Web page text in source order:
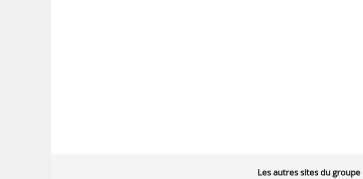
Les autres sites du groupe